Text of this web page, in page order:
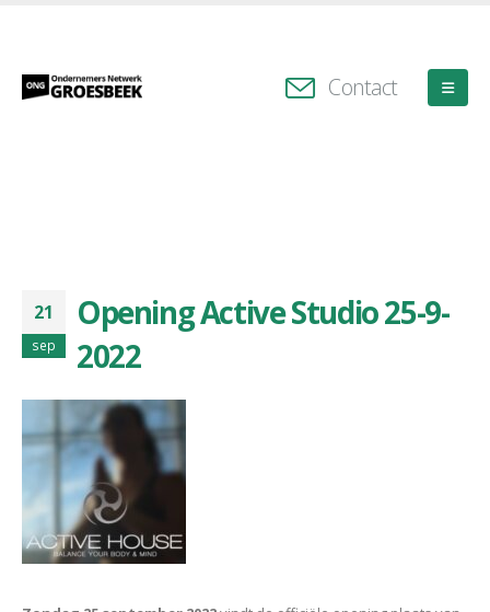
Contact
21
sep
Opening Active Studio 25-9-
2022